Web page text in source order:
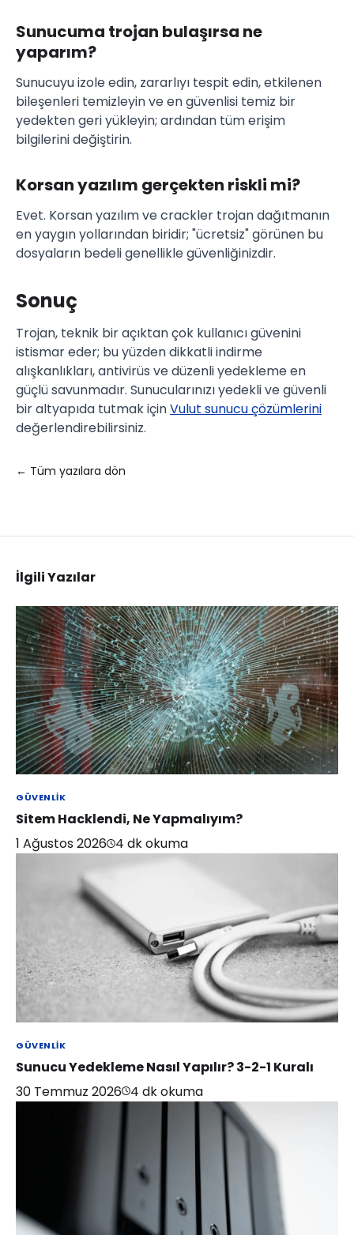
Sunucuma trojan bulaşırsa ne
yaparım?
Sunucuyu izole edin, zararlıyı tespit edin, etkilenen
bileşenleri temizleyin ve en güvenlisi temiz bir
yedekten geri yükleyin; ardından tüm erişim
bilgilerini değiştirin.
Korsan yazılım gerçekten riskli mi?
Evet. Korsan yazılım ve crackler trojan dağıtmanın
en yaygın yollarından biridir; "ücretsiz" görünen bu
dosyaların bedeli genellikle güvenliğinizdir.
Sonuç
Trojan, teknik bir açıktan çok kullanıcı güvenini
istismar eder; bu yüzden dikkatli indirme
alışkanlıkları, antivirüs ve düzenli yedekleme en
güçlü savunmadır. Sunucularınızı yedekli ve güvenli
bir altyapıda tutmak içinVulut sunucu çözümlerini
değerlendirebilirsiniz.
← Tüm yazılara dön
İlgili Yazılar
GÜVENLIK
Sitem Hacklendi, Ne Yapmalıyım?
1 Ağustos 2026 4 dk okuma
GÜVENLIK
Sunucu Yedekleme Nasıl Yapılır? 3-2-1 Kuralı
30 Temmuz 2026 4 dk okuma